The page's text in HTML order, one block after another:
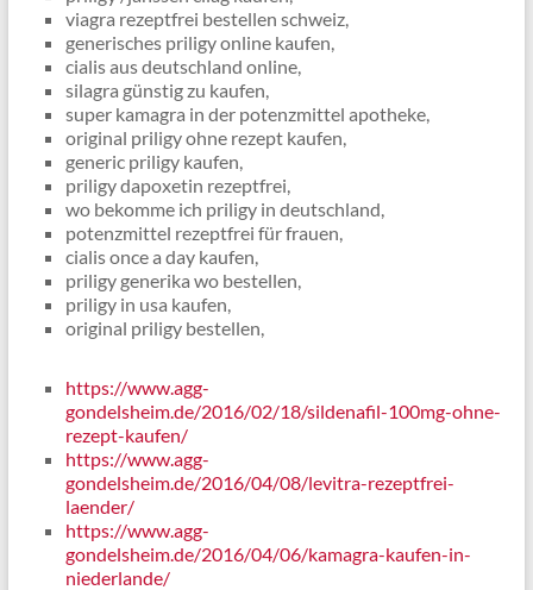
viagra rezeptfrei bestellen schweiz,
generisches priligy online kaufen,
cialis aus deutschland online,
silagra günstig zu kaufen,
super kamagra in der potenzmittel apotheke,
original priligy ohne rezept kaufen,
generic priligy kaufen,
priligy dapoxetin rezeptfrei,
wo bekomme ich priligy in deutschland,
potenzmittel rezeptfrei für frauen,
cialis once a day kaufen,
priligy generika wo bestellen,
priligy in usa kaufen,
original priligy bestellen,
https://www.agg-
gondelsheim.de/2016/02/18/sildenafil-100mg-ohne-
rezept-kaufen/
https://www.agg-
gondelsheim.de/2016/04/08/levitra-rezeptfrei-
laender/
https://www.agg-
gondelsheim.de/2016/04/06/kamagra-kaufen-in-
niederlande/